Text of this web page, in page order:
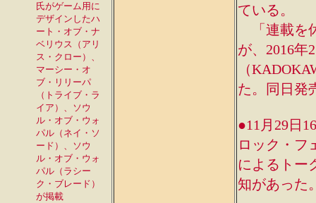
氏がゲーム用に
デザインしたハ
ート・オブ・ナ
ベリウス（アリ
ス・クロー）、
マーシー・オ
ブ・リリーパ
（トライブ・ラ
イア）、ソウ
ル・オブ・ウォ
パル（ネイ・ソ
ード）、ソウ
ル・オブ・ウォ
パル（ラシー
ク・ブレード）
が掲載
ている。
「連載を
が、2016年
（
た。同日発
●11月29日
ロック・フ
によるトー
知があった